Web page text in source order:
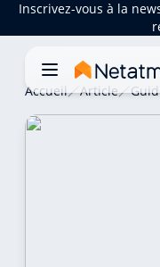
Inscrivez-vous à la
Accueil Article